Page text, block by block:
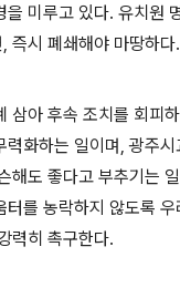
을 미루고 있다. 유치원
, 즉시 폐쇄해야 마땅하다.
삼아 후속 조치를 회피
력화하는 일이며,광주시
해도 좋다고 부추기는
터를 농락하지 않도록
력히 촉구한다.